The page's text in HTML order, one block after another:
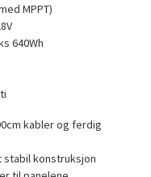
MPPT)
640Wh
kabler og ferdig
stabil konstruksjon